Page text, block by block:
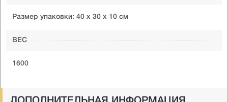
Размер упаковки: 40 x 30 x 10 см
ВЕС
1600